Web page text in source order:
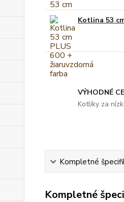
Kotlina 53
VÝHODNÉ
Kotlíky za
Kompletné
Kompletné